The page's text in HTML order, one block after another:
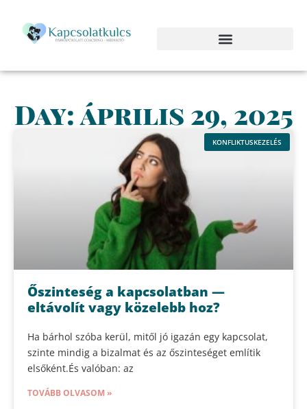
Day: április 29, 2025
KONFLIKTUSKEZELÉS
Őszinteség a kapcsolatban —
eltávolít vagy közelebb hoz?
Ha bárhol szóba kerül, mitől jó igazán egy kapcsolat,
szinte mindig a bizalmat és az őszinteséget említik
elsőként.És valóban: az
TOVÁBB OLVASOM »